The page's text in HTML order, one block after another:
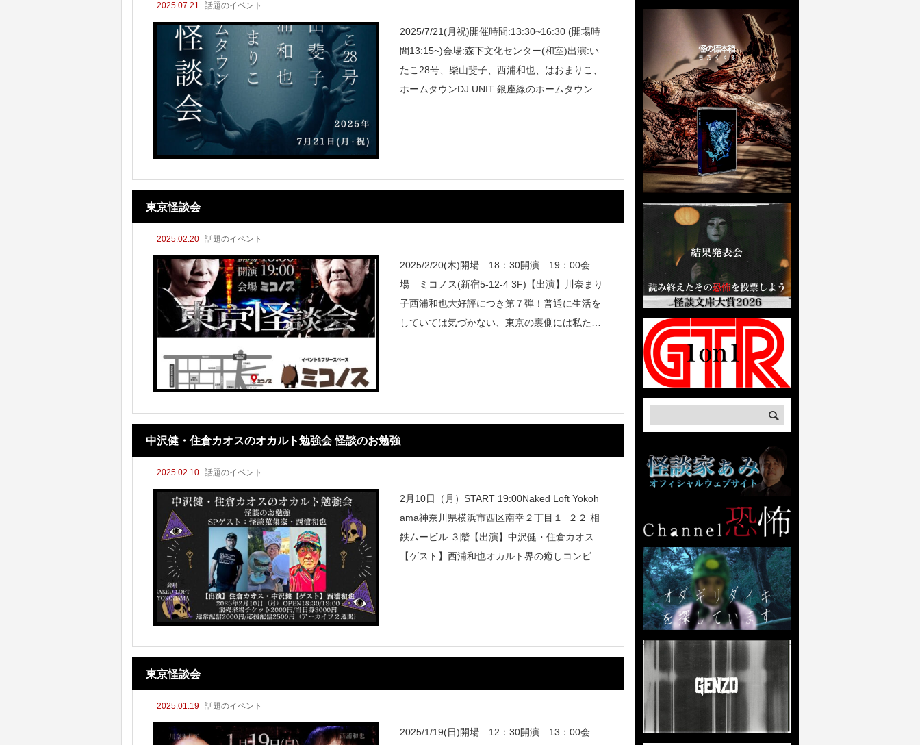
2025.07.21 話題のイベント
2025/7/21(月祝)開催時間:13:30~16:30 (開場時
間13:15~)会場:森下文化センター(和室)出演:い
たこ28号、柴山斐子、西浦和也、はおまりこ、
ホームタウンDJ UNIT 銀座線のホームタウンが
東京怪談会
2025.02.20 話題のイベント
2025/2/20(木)開場 18：30開演 19：00会
場 ミコノス(新宿5-12-4 3F)【出演】川奈まり
子西浦和也大好評につき第７弾！普通に生活を
していては気づかない、東京の裏側には私たち
中沢健・住倉カオスのオカルト勉強会 怪談のお勉強
2025.02.10 話題のイベント
2月10日（月）START 19:00Naked Loft Yokoh
ama神奈川県横浜市西区南幸２丁目１−２２ 相
鉄ムービル ３階【出演】中沢健・住倉カオス
【ゲスト】西浦和也オカルト界の癒しコンビが
東京怪談会
2025.01.19 話題のイベント
2025/1/19(日)開場 12：30開演 13：00会